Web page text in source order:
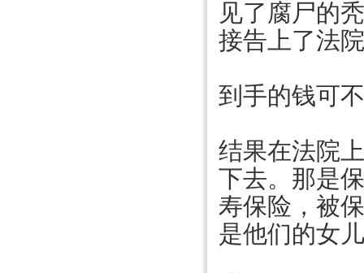
见了腐尸的
接告上了法
到手的钱可
结果在法院
下去。那是
寿保险，被
是他们的女